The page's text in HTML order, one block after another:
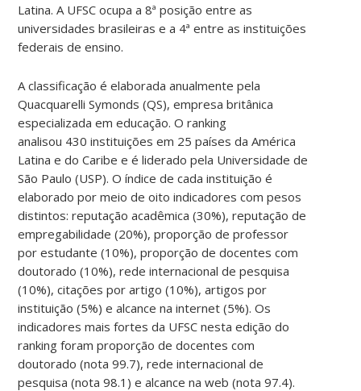
Latina. A UFSC ocupa a 8ª posição entre as
universidades brasileiras e a 4ª entre as instituições
federais de ensino.
A classificação é elaborada anualmente pela
Quacquarelli Symonds (QS), empresa britânica
especializada em educação. O ranking
analisou 430 instituições em 25 países da América
Latina e do Caribe e é liderado pela Universidade de
São Paulo (USP). O índice de cada instituição é
elaborado por meio de oito indicadores com pesos
distintos: reputação acadêmica (30%), reputação de
empregabilidade (20%), proporção de professor
por estudante (10%), proporção de docentes com
doutorado (10%), rede internacional de pesquisa
(10%), citações por artigo (10%), artigos por
instituição (5%) e alcance na internet (5%). Os
indicadores mais fortes da UFSC nesta edição do
ranking foram proporção de docentes com
doutorado (nota 99.7), rede internacional de
pesquisa (nota 98.1) e alcance na web (nota 97.4).